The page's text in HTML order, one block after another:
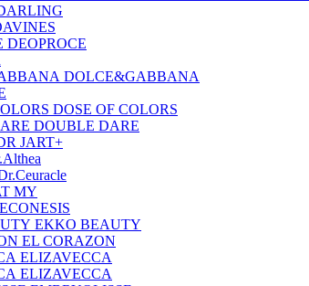
DEOPROCE
DOLCE&GABBANA
DOSE OF COLORS
DOUBLE DARE
JART+
MY
ECONESIS
EKKO BEAUTY
EL CORAZON
ELIZAVECCA
ELIZAVECCA